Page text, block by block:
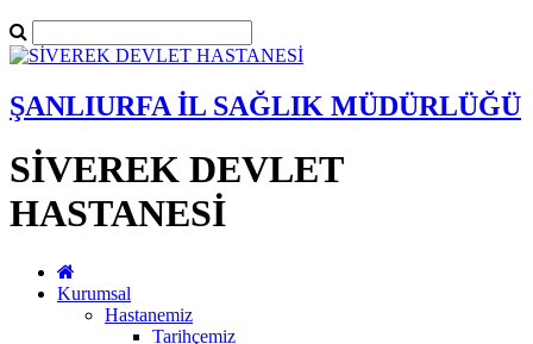
ŞANLIURFA İL SAĞLIK MÜDÜRLÜĞÜ
SİVEREK DEVLET
HASTANESİ
Kurumsal
Hastanemiz
Tarihçemiz